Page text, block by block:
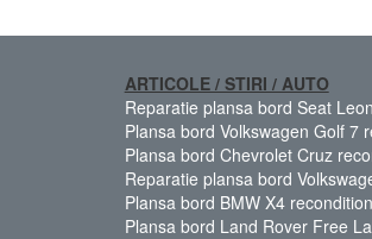
ARTICOLE / STIRI / AUTO
Reparatie plansa bord Seat Leon
Plansa bord Volkswagen Golf 7
Plansa bord Chevrolet Cruz
Reparatie plansa bord
Plansa bord BMW X4
Plansa bord Land Rover Free